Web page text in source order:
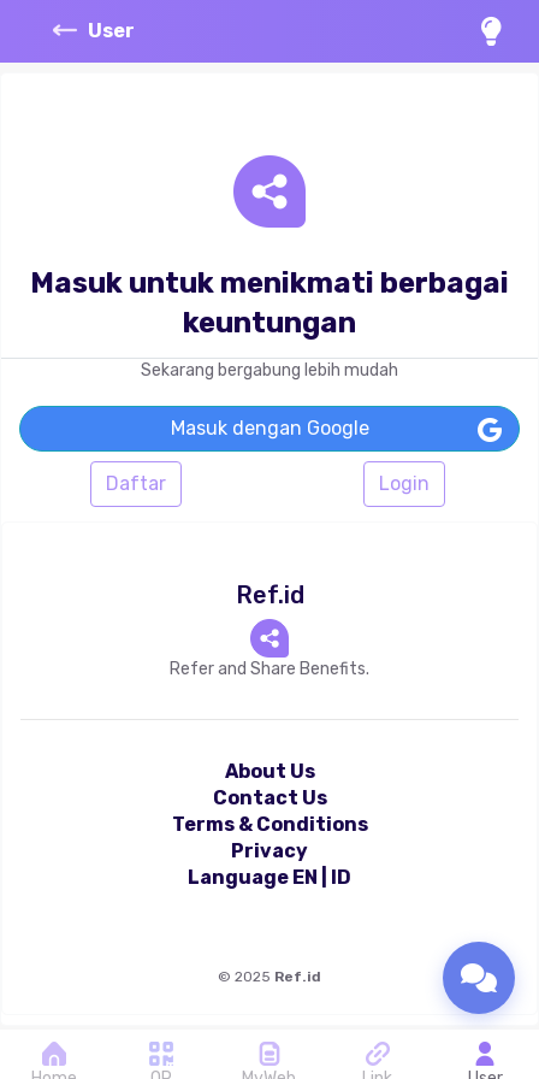
User
Masuk untuk menikmati berbagai
keuntungan
Sekarang bergabung lebih mudah
Masuk dengan Google
Daftar Login
Ref.id
Refer and Share Benefits.
About Us
Contact Us
Terms & Conditions
Privacy
Language EN ID
© 2025 Ref.id